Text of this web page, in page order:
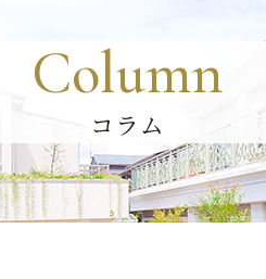
Column
コラム